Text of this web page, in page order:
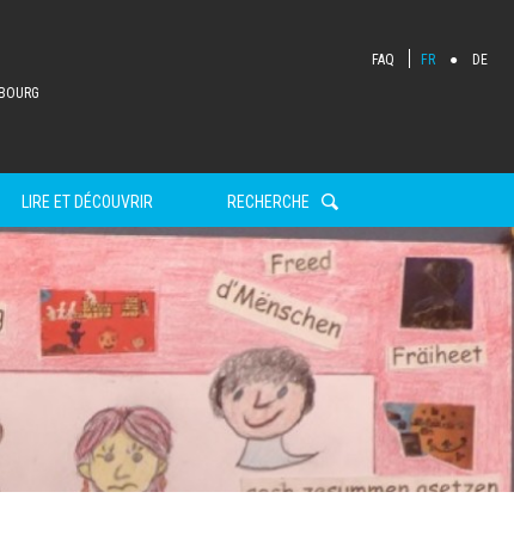
FAQ FR DE
LIRE ET DÉCOUVRIR RECHERCHE